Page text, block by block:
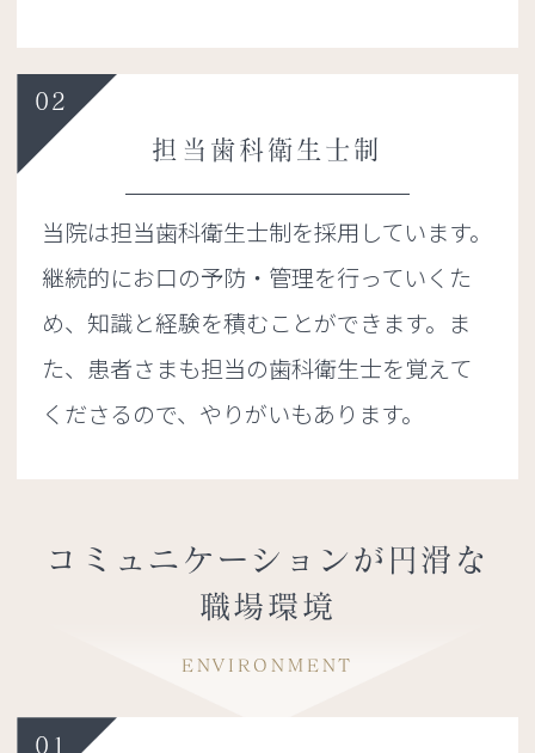
02
担当歯科衛生士制
当院は担当歯科衛生士制を採用しています。
継続的にお口の予防・管理を行っていくた
め、知識と経験を積むことができます。ま
た、患者さまも担当の歯科衛生士を覚えて
くださるので、やりがいもあります。
コミュニケーションが円滑な
職場環境
ENVIRONMENT
01